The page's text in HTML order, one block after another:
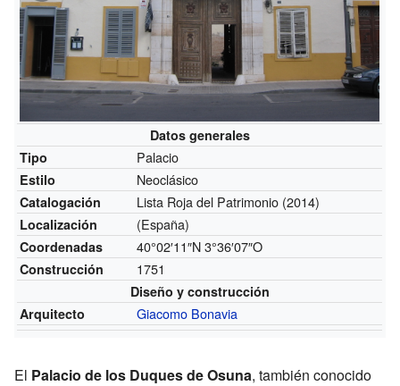
Datos generales
Tipo
Palacio
Estilo Neoclásico
Catalogación Lista Roja del Patrimonio (2014)
Localización (España)
Coordenadas 40°02′11″N3°36′07″O
Construcción 1751
Diseño y construcción
Arquitecto
Giacomo Bonavia
El Palacio de los Duques de Osuna, también conocido